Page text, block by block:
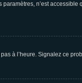
n’est accessible
à l’heure. Signalez ce